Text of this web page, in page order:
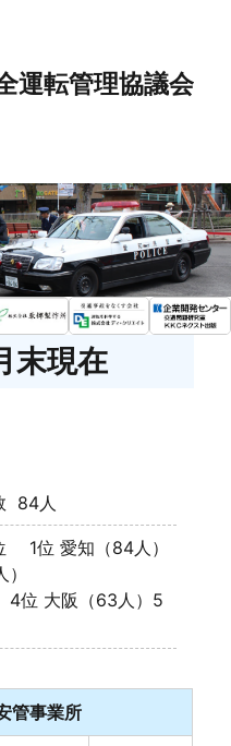
運転管理協議会
末現在
84人
1位 愛知（84人）
4位 大阪（63人）5
管事業所